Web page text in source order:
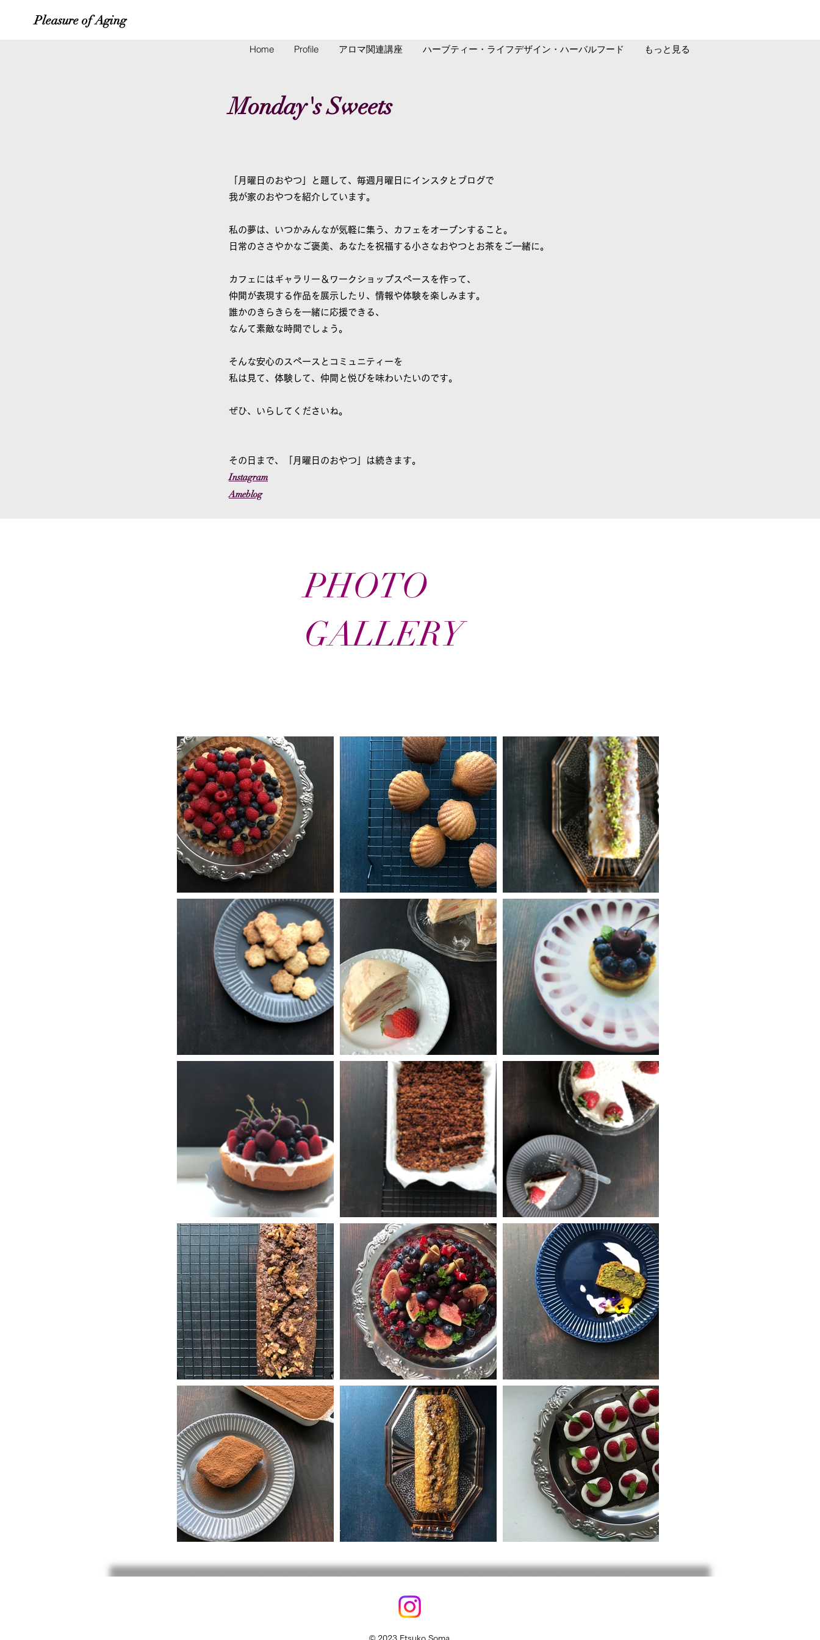
Pleasure of Aging
Home Profile アロマ関連講座 ハーブティー・ライフデザイン・ハーバルフード もっと見る
Monday's Sweets
「月曜日のおやつ」
と題して、毎週月曜日にインスタとブログで
我が家のおやつを紹介しています。
私の夢は、いつかみんなが気軽に集う、カフェをオープンすること。
日常のささやかなご褒美、あなたを祝福する小さなおやつとお茶をご一緒に。
カフェにはギャラリー＆ワークショップスペースを作って、
仲間が表現する作品を展示したり、情報や体験を楽しみます。
誰かのきらきらを一緒に応援できる、
なんて素敵な時間でしょう。
そんな安心のスペースとコミュニティーを
私は見て、体験して、仲間と悦びを味わいたいのです。
ぜひ、いらしてくださいね。
​その日まで、「月曜日のおやつ」は続きます。
Instagram
Ameblog
PHOTO
GALLERY
© 2023 Etsuko Soma